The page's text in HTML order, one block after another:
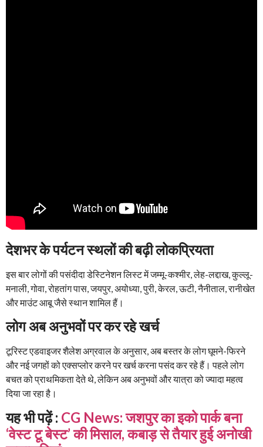
देशभर के पर्यटन स्थलों की बढ़ी लोकप्रियता
इस बार लोगों की पसंदीदा डेस्टिनेशन लिस्ट में जम्मू-कश्मीर, लेह-लद्दाख, कुल्लू-
मनाली, गोवा, रोहतांग पास, जयपुर, अयोध्या, पुरी, केरल, ऊटी, नैनीताल, रानीखेत
और माउंट आबू जैसे स्थान शामिल हैं।
लोग अब अनुभवों पर कर रहे खर्च
टूरिस्ट एडवाइजर शैलेश अग्रवाल के अनुसार, अब बस्तर के लोग घूमने-फिरने
और नई जगहों को एक्सप्लोर करने पर खर्च करना पसंद कर रहे हैं। पहले लोग
बचत को प्राथमिकता देते थे, लेकिन अब अनुभवों और यात्रा को ज्यादा महत्व
दिया जा रहा है।
यह भी पढ़ें : CG News: जशपुर का इको पार्क बना
‘वेस्ट टू बेस्ट’ की मिसाल, कबाड़ से तैयार हुई अनोखी